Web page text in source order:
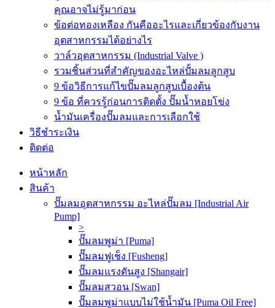
คุณอาจไม่รู้มาก่อน
ข้อต่อทองเหลือง กันคืออะไรและเกี่ยวข้องกับงาน
อุตสาหกรรมได้อย่างไร
วาล์วอุตสาหกรรม (Industrial Valve )
รวมชิ้นส่วนที่สำคัญของอะไหล่ปั้มลมลูกสูบ
9 ข้อวิธีการแก้ไขปั๊มลมลูกสูบเบื้องต้น
9 ข้อ ที่ควรรู้ก่อนการติดตั้ง ปั๊มน้ำหอยโข่ง
น้ำมันเครื่องปั๊มลมและการเลือกใช้
วิธีชำระเงิน
ติดต่อ
หน้าหลัก
สินค้า
ปั๊มลมอุตสาหกรรม อะไหล่ปั๊มลม [Industrial Air
Pump]
>
ปั๊มลมพูม่า [Puma]
ปั๊มลมฟูเช็ง [Fusheng]
ปั๊มลมแรงดันสูง [Shangair]
ปั๊มลมสวอน [Swan]
ปั๊มลมพูม่าแบบไม่ใช้น้ำมัน [Puma Oil Free]